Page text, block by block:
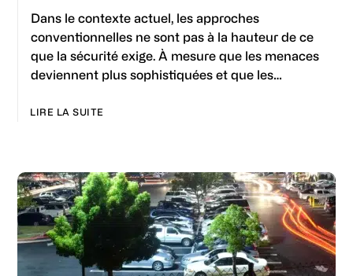
Dans le contexte actuel, les approches
conventionnelles ne sont pas à la hauteur de ce
que la sécurité exige. À mesure que les menaces
deviennent plus sophistiquées et que les…
LIRE LA SUITE